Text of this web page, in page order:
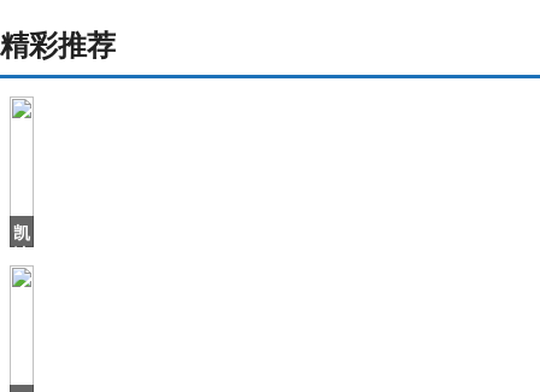
精彩推荐
凯
拉